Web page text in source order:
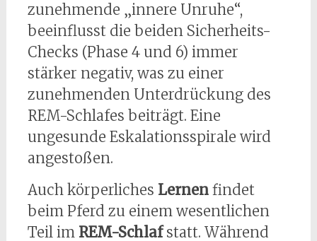
zunehmende „innere Unruhe“,
beeinflusst die beiden Sicherheits-
Checks (Phase 4 und 6) immer
stärker negativ, was zu einer
zunehmenden Unterdrückung des
REM-Schlafes beiträgt. Eine
ungesunde Eskalationsspirale wird
angestoßen.
Auch körperliches Lernenfindet
beim Pferd zu einem wesentlichen
Teil im REM-Schlafstatt. Während